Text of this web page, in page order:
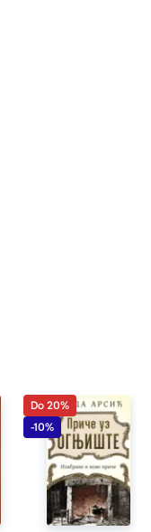
Do 20%
-10%